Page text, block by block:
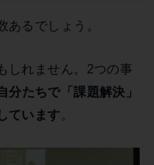
あるでしょう。
しれません。2つの事
分たちで「課題解決」
ています。